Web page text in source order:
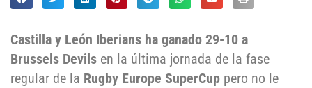
Castilla y León Iberians ha ganado 29-10 a
Brussels Devils en la última jornada de la fase
regular de la Rugby Europe SuperCup pero no le